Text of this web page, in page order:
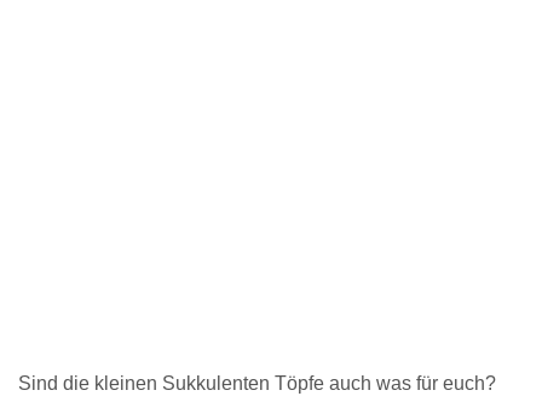
Sind die kleinen Sukkulenten Töpfe auch was für euch?